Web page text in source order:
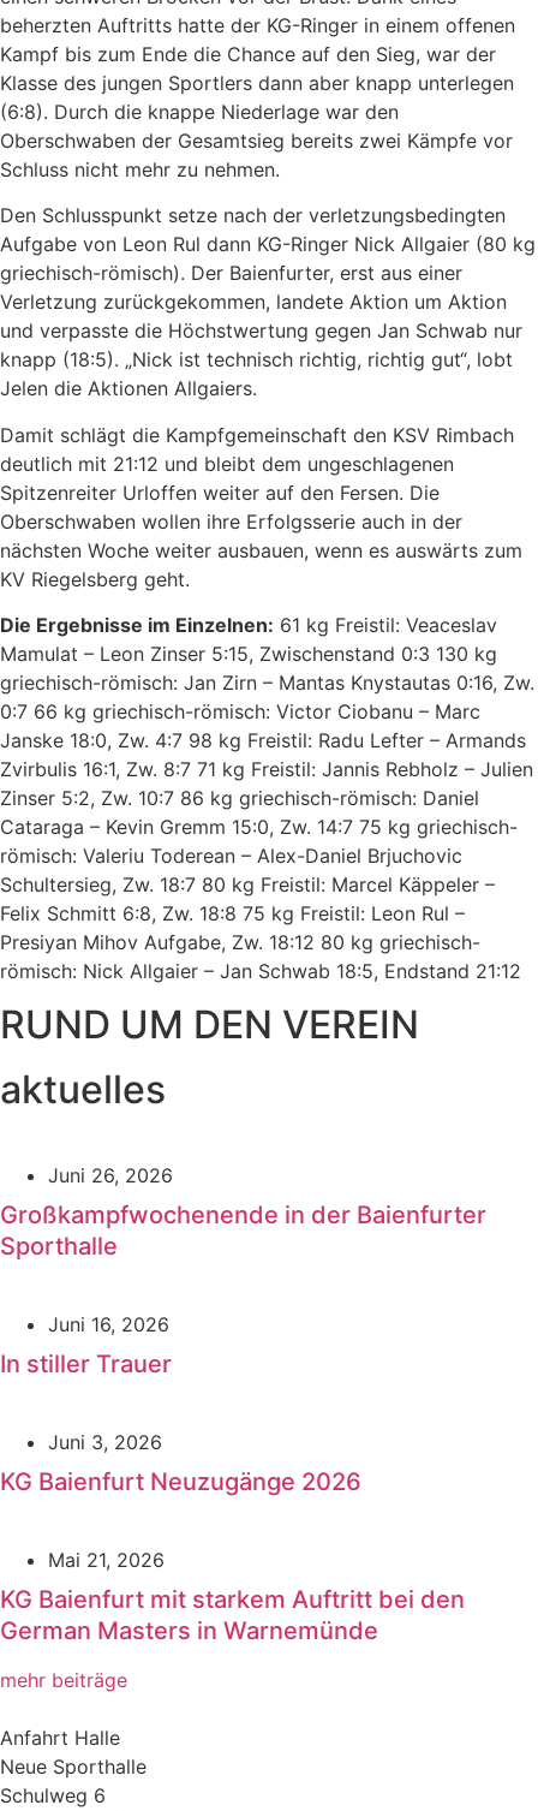
beherzten Auftritts hatte der KG-Ringer in einem offenen
Kampf bis zum Ende die Chance auf den Sieg, war der
Klasse des jungen Sportlers dann aber knapp unterlegen
(6:8). Durch die knappe Niederlage war den
Oberschwaben der Gesamtsieg bereits zwei Kämpfe vor
Schluss nicht mehr zu nehmen.
Den Schlusspunkt setze nach der verletzungsbedingten
Aufgabe von Leon Rul dann KG-Ringer Nick Allgaier (80 kg
griechisch-römisch). Der Baienfurter, erst aus einer
Verletzung zurückgekommen, landete Aktion um Aktion
und verpasste die Höchstwertung gegen Jan Schwab nur
knapp (18:5). „Nick ist technisch richtig, richtig gut“, lobt
Jelen die Aktionen Allgaiers.
Damit schlägt die Kampfgemeinschaft den KSV Rimbach
deutlich mit 21:12 und bleibt dem ungeschlagenen
Spitzenreiter Urloffen weiter auf den Fersen. Die
Oberschwaben wollen ihre Erfolgsserie auch in der
nächsten Woche weiter ausbauen, wenn es auswärts zum
KV Riegelsberg geht.
Die Ergebnisse im Einzelnen: 61 kg Freistil: Veaceslav
Mamulat – Leon Zinser 5:15, Zwischenstand 0:3 130 kg
griechisch-römisch: Jan Zirn – Mantas Knystautas 0:16, Zw.
0:7 66 kg griechisch-römisch: Victor Ciobanu – Marc
Janske 18:0, Zw. 4:7 98 kg Freistil: Radu Lefter – Armands
Zvirbulis 16:1, Zw. 8:7 71 kg Freistil: Jannis Rebholz – Julien
Zinser 5:2, Zw. 10:7 86 kg griechisch-römisch: Daniel
Cataraga – Kevin Gremm 15:0, Zw. 14:7 75 kg griechisch-
römisch: Valeriu Toderean – Alex-Daniel Brjuchovic
Schultersieg, Zw. 18:7 80 kg Freistil: Marcel Käppeler –
Felix Schmitt 6:8, Zw. 18:8 75 kg Freistil: Leon Rul –
Presiyan Mihov Aufgabe, Zw. 18:12 80 kg griechisch-
römisch: Nick Allgaier – Jan Schwab 18:5, Endstand 21:12
RUND UM DEN VEREIN
aktuelles
Juni 26, 2026
Großkampfwochenende in der Baienfurter
Sporthalle
Juni 16, 2026
In stiller Trauer
Juni 3, 2026
KG Baienfurt Neuzugänge 2026
Mai 21, 2026
KG Baienfurt mit starkem Auftritt bei den
German Masters in Warnemünde
mehr beiträge
Anfahrt Halle
Neue Sporthalle
Schulweg 6